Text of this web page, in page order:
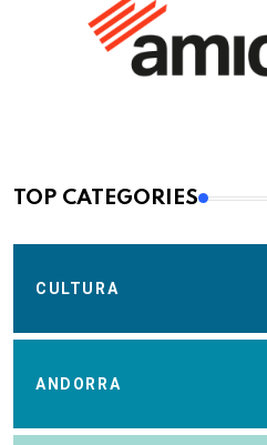
TOP CATEGORIES
CULTURA
ANDORRA